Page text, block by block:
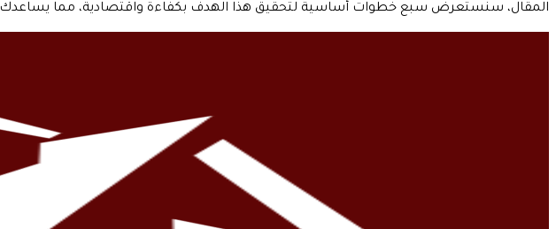
المقال، سنستعرض سبع خطوات أساسية لتحقيق هذا الهدف بكفاءة واقتصادية، مما يساعدك